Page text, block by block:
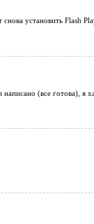
установить Flash
(все готова), я